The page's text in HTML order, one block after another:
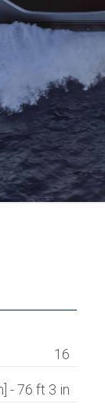
16
- 76 ft 3 in